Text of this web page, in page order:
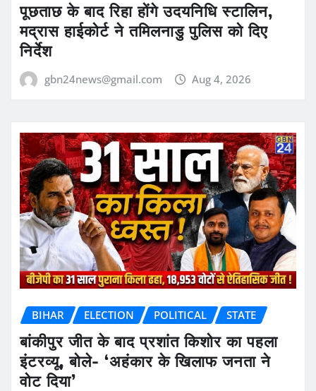
पूछताछ के बाद रिहा होंगे उदयनिधि स्टालिन,
मद्रास हाईकोर्ट ने तमिलनाडु पुलिस को दिए
निर्देश
gbn24news@gmail.com Aug 4, 2026
BIHAR ELECTION POLITICAL STATE
बांकीपुर जीत के बाद प्रशांत किशोर का पहला
इंटरव्यू, बोले- ‘अहंकार के खिलाफ जनता ने
वोट दिया’